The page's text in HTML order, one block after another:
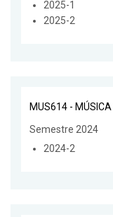
2025-1
2025-2
MUS614 -
Semestre 2024
2024-2